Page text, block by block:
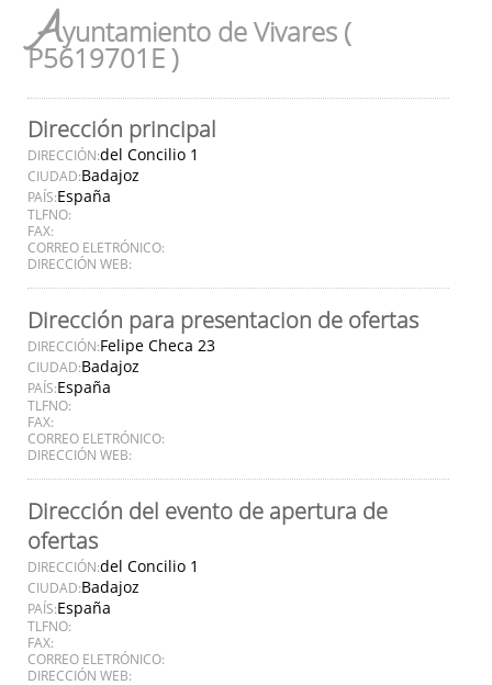
Ayuntamiento de Vivares (
P5619701E )
Dirección principal
DIRECCIÓN:del Concilio 1
CIUDAD:Badajoz
PAÍS:España
TLFNO:
FAX:
CORREO ELETRÓNICO:
DIRECCIÓN WEB:
Dirección para presentacion de ofertas
DIRECCIÓN:Felipe Checa 23
CIUDAD:Badajoz
PAÍS:España
TLFNO:
FAX:
CORREO ELETRÓNICO:
DIRECCIÓN WEB:
Dirección del evento de apertura de
ofertas
DIRECCIÓN:del Concilio 1
CIUDAD:Badajoz
PAÍS:España
TLFNO:
FAX:
CORREO ELETRÓNICO:
DIRECCIÓN WEB: